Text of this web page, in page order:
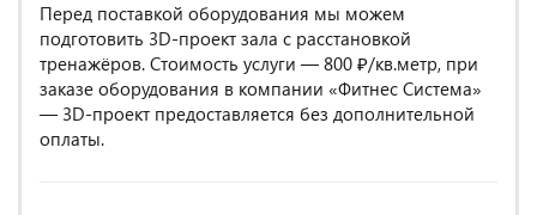
Перед поставкой оборудования мы можем
подготовить 3D-проект зала с расстановкой
тренажёров. Стоимость услуги — 800 ₽/кв.метр, при
заказе оборудования в компании «Фитнес Система»
— 3D-проект предоставляется без дополнительной
оплаты.